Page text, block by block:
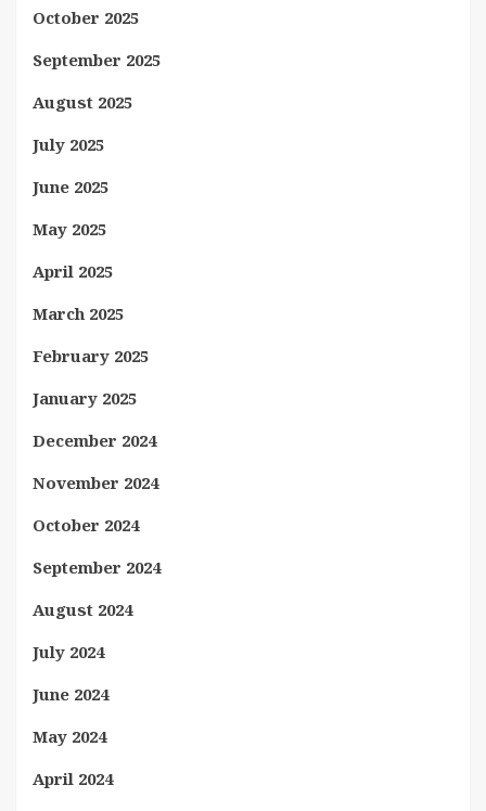
October 2025
September 2025
August 2025
July 2025
June 2025
May 2025
April 2025
March 2025
February 2025
January 2025
December 2024
November 2024
October 2024
September 2024
August 2024
July 2024
June 2024
May 2024
April 2024